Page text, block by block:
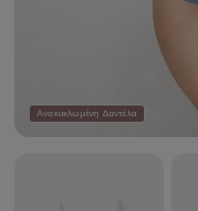
Ανακυκλωμένη Δαντέλα